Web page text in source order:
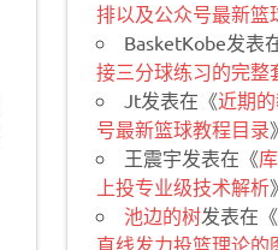
排以及公众号最新篮
BasketKobe发表
接三分球练习的完整
Jt发表在《近期
号最新篮球教程目录》
王震宇发表在《
上投专业级技术解析》
池边的树发表在《
直线发力投篮理论的